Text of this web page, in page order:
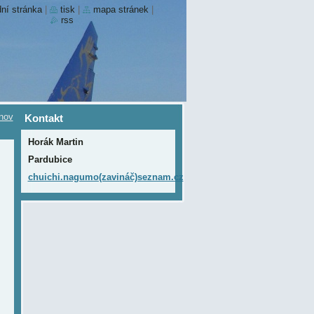
Kontakt
Horák Martin
Pardubice
chuichi.nagumo(zavináč)seznam.cz
stránka tisk mapa stránek
rss